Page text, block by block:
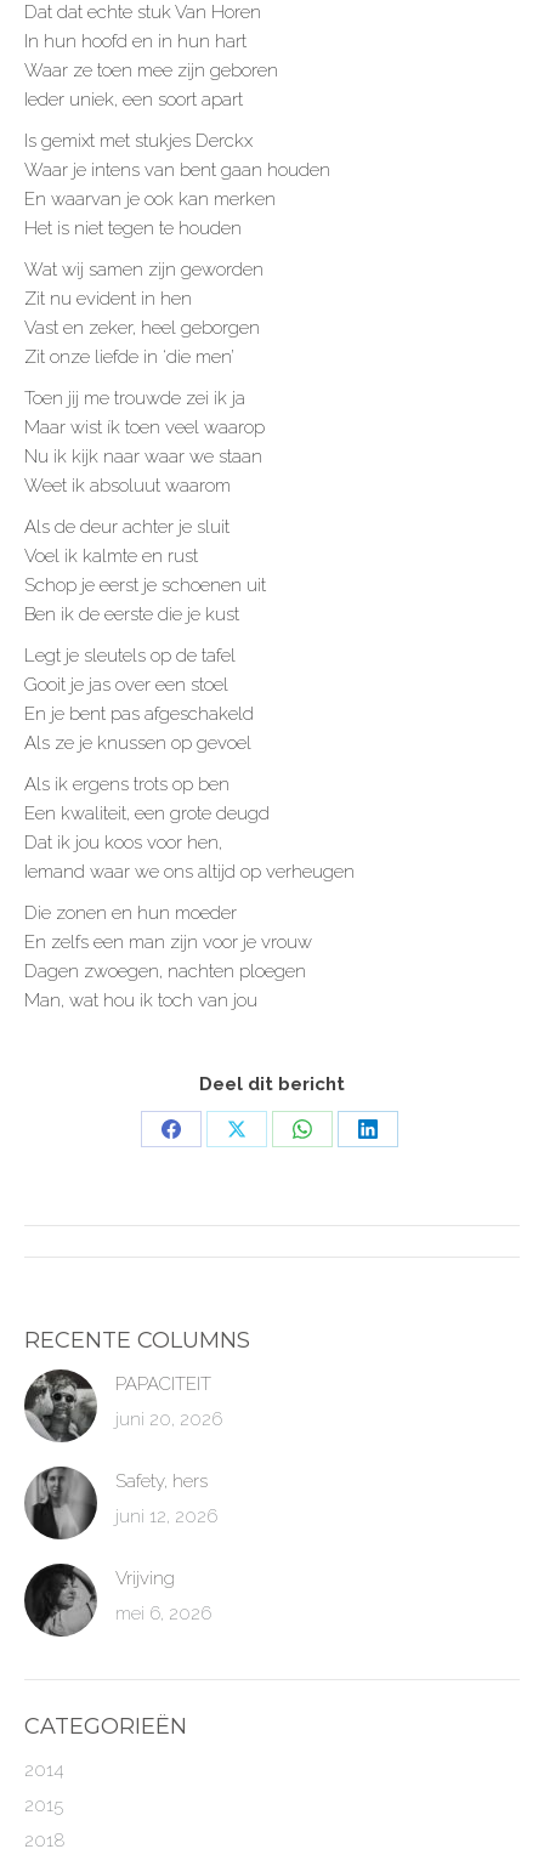
Dat dat echte stuk Van Horen
In hun hoofd en in hun hart
Waar ze toen mee zijn geboren
Ieder uniek, een soort apart
Is gemixt met stukjes Derckx
Waar je intens van bent gaan houden
En waarvan je ook kan merken
Het is niet tegen te houden
Wat wij samen zijn geworden
Zit nu evident in hen
Vast en zeker, heel geborgen
Zit onze liefde in ‘die men’
Toen jij me trouwde zei ik ja
Maar wist ík toen veel waarop
Nu ik kijk naar waar we staan
Weet ik absoluut waarom
Als de deur achter je sluit
Voel ik kalmte en rust
Schop je eerst je schoenen uit
Ben ik de eerste die je kust
Legt je sleutels op de tafel
Gooit je jas over een stoel
En je bent pas afgeschakeld
Als ze je knussen op gevoel
Als ik ergens trots op ben
Een kwaliteit, een grote deugd
Dat ik jou koos voor hen,
Iemand waar we ons altijd op verheugen
Die zonen en hun moeder
En zelfs een man zijn voor je vrouw
Dagen zwoegen, nachten ploegen
Man, wat hou ik toch van jou
Deel dit bericht
Share
Share
Share
Share
NAVIGATION
RECENTE COLUMNS
PAPACITEIT
juni 20, 2026
Safety, hers
juni 12, 2026
Vrijving
mei 6, 2026
CATEGORIEËN
2014
2015
2018